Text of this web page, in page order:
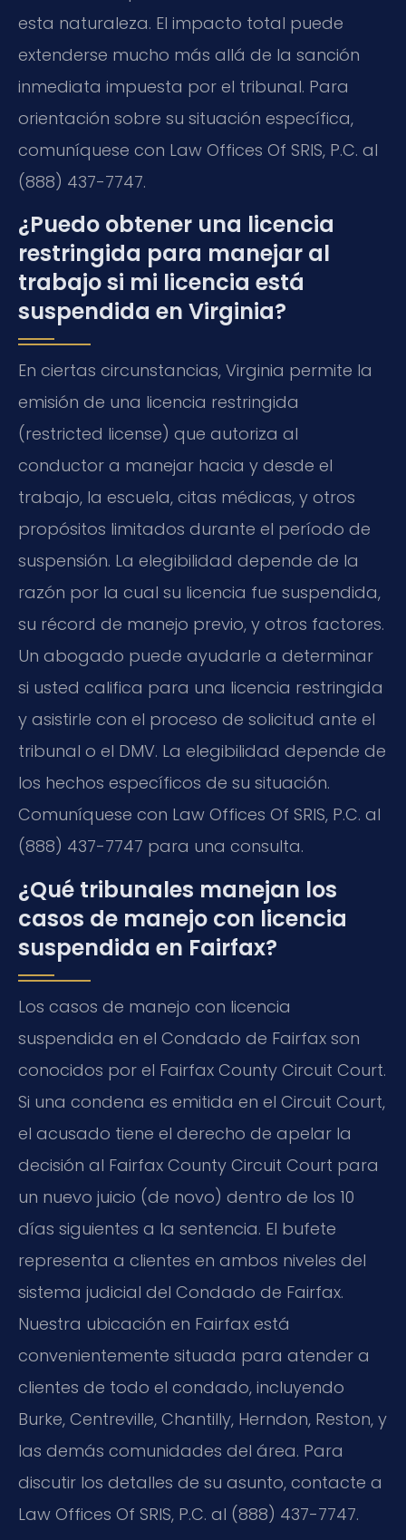
esta naturaleza. El impacto total puede
extenderse mucho más allá de la sanción
inmediata impuesta por el tribunal. Para
orientación sobre su situación específica,
comuníquese con Law Offices Of SRIS, P.C. al
(888) 437-7747.
¿Puedo obtener una licencia
restringida para manejar al
trabajo si mi licencia está
suspendida en Virginia?
En ciertas circunstancias, Virginia permite la
emisión de una licencia restringida
(restricted license) que autoriza al
conductor a manejar hacia y desde el
trabajo, la escuela, citas médicas, y otros
propósitos limitados durante el período de
suspensión. La elegibilidad depende de la
razón por la cual su licencia fue suspendida,
su récord de manejo previo, y otros factores.
Un abogado puede ayudarle a determinar
si usted califica para una licencia restringida
y asistirle con el proceso de solicitud ante el
tribunal o el DMV. La elegibilidad depende de
los hechos específicos de su situación.
Comuníquese con Law Offices Of SRIS, P.C. al
(888) 437-7747 para una consulta.
¿Qué tribunales manejan los
casos de manejo con licencia
suspendida en Fairfax?
Los casos de manejo con licencia
suspendida en el Condado de Fairfax son
conocidos por el Fairfax County Circuit Court.
Si una condena es emitida en el Circuit Court,
el acusado tiene el derecho de apelar la
decisión al Fairfax County Circuit Court para
un nuevo juicio (de novo) dentro de los 10
días siguientes a la sentencia. El bufete
representa a clientes en ambos niveles del
sistema judicial del Condado de Fairfax.
Nuestra ubicación en Fairfax está
convenientemente situada para atender a
clientes de todo el condado, incluyendo
Burke, Centreville, Chantilly, Herndon, Reston, y
las demás comunidades del área. Para
discutir los detalles de su asunto, contacte a
Law Offices Of SRIS, P.C. al (888) 437-7747.